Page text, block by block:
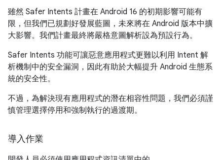
雖然 Safer Intents 計畫在 Android 16 的初期影響可能有
限，但我們已規劃好發展藍圖，未來將在 Android 版本中擴
大影響。我們計畫最終將嚴格意圖解析設為預設行為。
Safer Intents 功能可讓惡意應用程式更難以利用 Intent 解
析機制中的安全漏洞，因此有助於大幅提升 Android 生態系
統的安全性。
不過，為解決現有應用程式的潛在相容性問題，我們必須謹
慎管理選擇停用和強制執行的過渡期。
導入作業